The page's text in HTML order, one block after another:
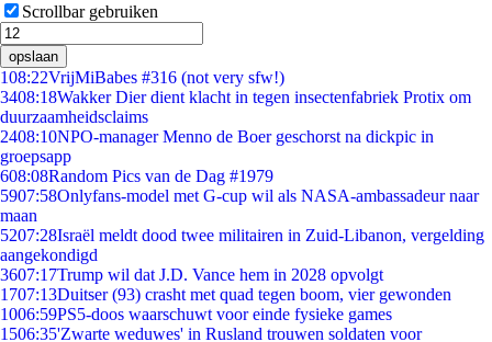
Scrollbar gebruiken
opslaan
108:22VrijMiBabes #316 (not very sfw!)
3408:18Wakker Dier dient klacht in tegen insectenfabriek Protix om
duurzaamheidsclaims
2408:10NPO-manager Menno de Boer geschorst na dickpic in
groepsapp
608:08Random Pics van de Dag #1979
5907:58Onlyfans-model met G-cup wil als NASA-ambassadeur naar
maan
5207:28Israël meldt dood twee militairen in Zuid-Libanon, vergelding
aangekondigd
3607:17Trump wil dat J.D. Vance hem in 2028 opvolgt
1707:13Duitser (93) crasht met quad tegen boom, vier gewonden
1006:59PS5-doos waarschuwt voor einde fysieke games
1506:35'Zwarte weduwes' in Rusland trouwen soldaten voor